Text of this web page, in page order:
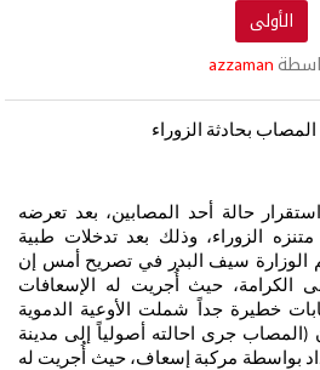
الأولى
azzaman
بحادثة الزوراء
حالة أحد المصابين، بعد تعرضه
الزوراء، وذلك بعد تدخلات طبية
الوزارة سيف البدر في تصريح أمس إن
حيث أُجريت له الإسعافات
خطيرة جداً شملت الأوعية الدموية
جرى احالته أصولياً إلى مدينة
بواسطة مركبة إسعاف، حيث أُجريت له